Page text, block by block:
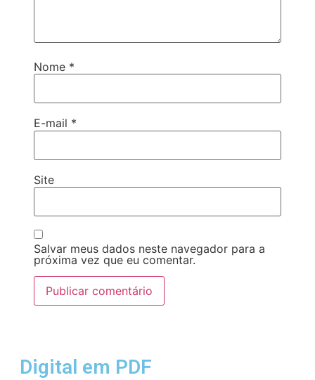
Nome *
E-mail *
Site
Salvar meus dados neste navegador para a
próxima vez que eu comentar.
Digital em PDF